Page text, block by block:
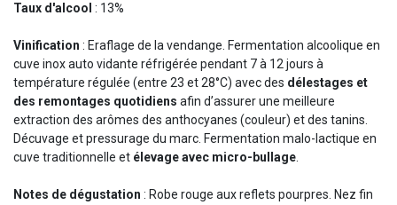
Taux d'alcool : 13%
Vinification : Eraflage de la vendange. Fermentation alcoolique en
cuve inox auto vidante réfrigérée pendant 7 à 12 jours à
température régulée (entre 23 et 28°C) avec des délestages et
des remontages quotidiens afin d’assurer une meilleure
extraction des arômes des anthocyanes (couleur) et des tanins.
Décuvage et pressurage du marc. Fermentation malo-lactique en
cuve traditionnelle et élevage avec micro-bullage.
Notes de dégustation : Robe rouge aux reflets pourpres. Nez fin